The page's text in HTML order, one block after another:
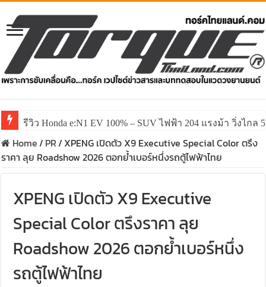
รีวิว Honda e:N1 EV 100% – SUV ไฟฟ้า 204 แรงม้า วิ่งไกล
Home/ PR/ XPENG เปิดตัว X9 Executive Special Color ตรึง
ราคา ลุย Roadshow 2026 ตอกย้ำเบอร์หนึ่งรถตู้ไฟฟ้าไทย
XPENG เปิดตัว X9 Executive
Special Color ตรึงราคา ลุย
Roadshow 2026 ตอกย้ำเบอร์หนึ่ง
รถตู้ไฟฟ้าไทย